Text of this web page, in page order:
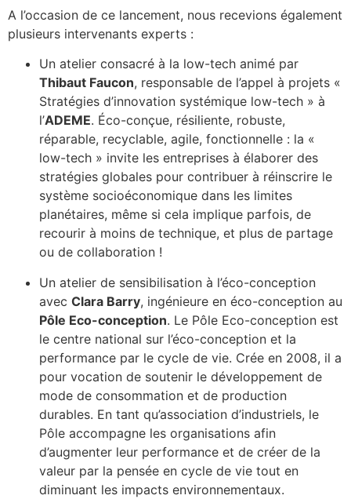
A l’occasion de ce lancement, nous recevions également
plusieurs intervenants experts :
Un atelier consacré à la low-tech animé par
Thibaut Faucon, responsable de l’appel à projets «
Stratégies d’innovation systémique low-tech » à
l’ADEME. Éco-conçue, résiliente, robuste,
réparable, recyclable, agile, fonctionnelle : la «
low-tech » invite les entreprises à élaborer des
stratégies globales pour contribuer à réinscrire le
système socioéconomique dans les limites
planétaires, même si cela implique parfois, de
recourir à moins de technique, et plus de partage
ou de collaboration !
Un atelier de sensibilisation à l’éco-conception
avec Clara Barry, ingénieure en éco-conception au
Pôle Eco-conception. Le Pôle Eco-conception est
le centre national sur l’éco-conception et la
performance par le cycle de vie. Crée en 2008, il a
pour vocation de soutenir le développement de
mode de consommation et de production
durables. En tant qu’association d’industriels, le
Pôle accompagne les organisations afin
d’augmenter leur performance et de créer de la
valeur par la pensée en cycle de vie tout en
diminuant les impacts environnementaux.